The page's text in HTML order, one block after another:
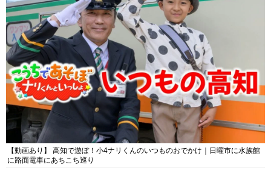
【動画あり】 高知で遊ぼ！小4ナリくんのいつものおでかけ｜日曜市に水族館
に路面電車にあちこち巡り